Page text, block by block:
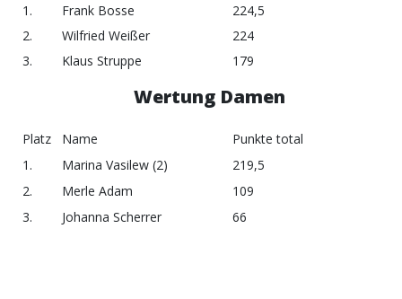
1.
Frank Bosse
224,5
2.
Wilfried Weißer
224
3.
Klaus Struppe 179
Wertung Damen
Platz Name
Punkte total
1.
Marina Vasilew (2)
219,5
2.
Merle Adam
109
3.
Johanna Scherrer 66